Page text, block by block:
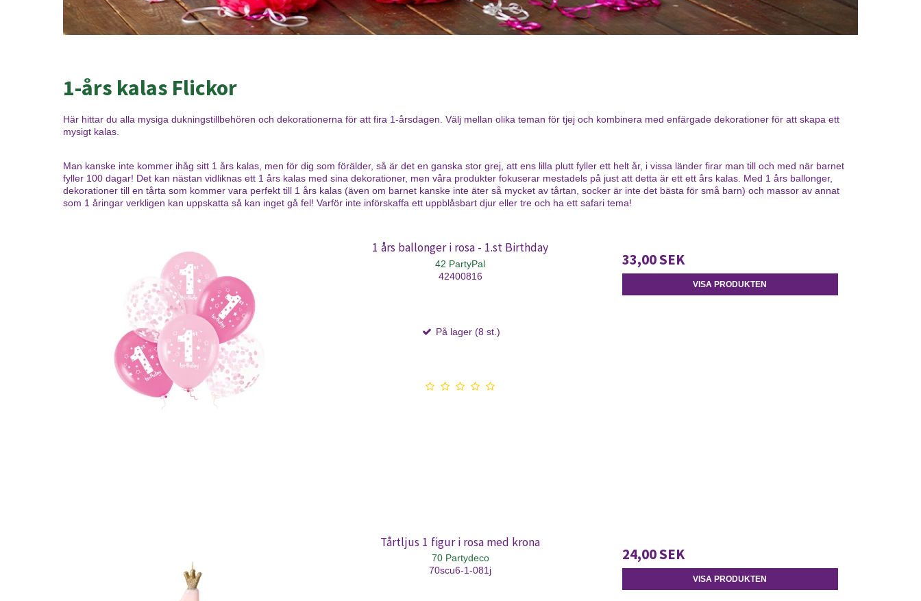
1-års kalas Flickor
Här hittar du alla mysiga dukningstillbehören och dekorationerna för att fira 1-årsdagen. Välj mellan olika teman för tjej och kombinera med enfärgade dekorationer för att skapa ett
mysigt kalas.
Man kanske inte kommer ihåg sitt 1 års kalas, men för dig som förälder, så är det en ganska stor grej, att ens lilla plutt fyller ett helt år, i vissa länder firar man till och med när barnet
fyller 100 dagar! Det kan nästan vidliknas ett 1 års kalas med sina dekorationer, men våra produkter fokuserar mestadels på just att detta är ett ett års kalas. Med 1 års ballonger,
dekorationer till en tårta som kommer vara perfekt till 1 års kalas (även om barnet kanske inte äter så mycket av tårtan, socker är inte det bästa för små barn) och massor av annat
som 1 åringar verkligen kan uppskatta så kan inget gå fel! Varför inte införskaffa ett uppblåsbart djur eller tre och ha ett safari tema!
1 års ballonger i rosa - 1.st Birthday
42 PartyPal
42400816
På lager (8 st.)
33,00 SEK
VISA PRODUKTEN
Tårtljus 1 figur i rosa med krona
70 Partydeco
70scu6-1-081j
24,00 SEK
VISA PRODUKTEN